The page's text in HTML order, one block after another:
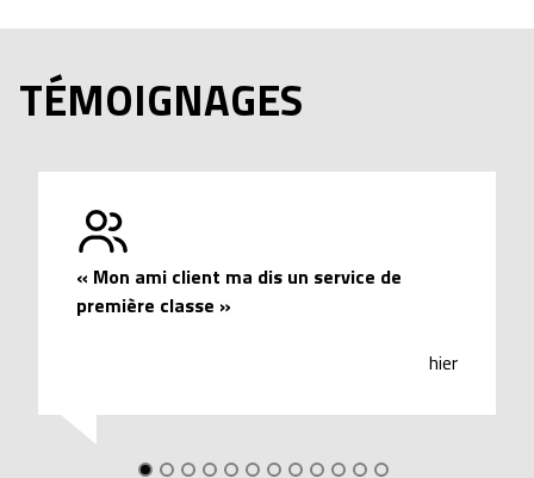
TÉMOIGNAGES
« Mon ami client ma dis un service de
première classe »
hier